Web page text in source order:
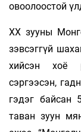
овоолоостой
ХХ зууны
зэвсэггүй
хийсэн хоё
сэргээсэн,
гэдэг байсан
таван зуун